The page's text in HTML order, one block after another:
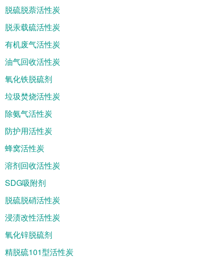
脱硫脱萘活性炭
脱汞载硫活性炭
有机废气活性炭
油气回收活性炭
氧化铁脱硫剂
垃圾焚烧活性炭
除氨气活性炭
防护用活性炭
蜂窝活性炭
溶剂回收活性炭
SDG吸附剂
脱硫脱硝活性炭
浸渍改性活性炭
氧化锌脱硫剂
精脱硫101型活性炭